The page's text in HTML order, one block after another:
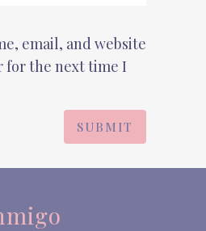
email, and website
for the next time I